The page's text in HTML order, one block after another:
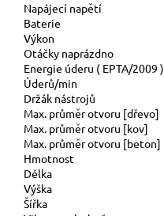
Napájecí napětí
Baterie
Výkon
Otáčky naprázdno
Energie úderu ( EPTA/2009 )
Úderů/min
Držák nástrojů
Max. průměr otvoru [dřevo]
Max. průměr otvoru [kov]
Max. průměr otvoru [beton]
Hmotnost
Délka
Výška
Šířka